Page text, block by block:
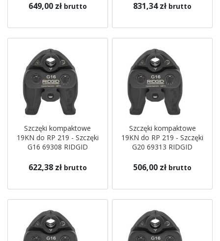
649,00 zł brutto 831,34 zł brutto
Szczęki kompaktowe
19KN do RP 219 - Szczęki
G16 69308 RIDGID
622,38 zł brutto
Szczęki kompaktowe
19KN do RP 219 - Szczęki
G20 69313 RIDGID
506,00 zł brutto